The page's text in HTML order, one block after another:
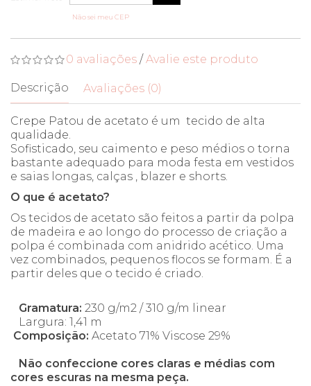
Não sei meu CEP
0 avaliações /Avalie este produto
Descrição Avaliações (0)
Crepe Patou de acetato é um tecido de alta
qualidade.
Sofisticado, seu caimento e peso médios o torna
bastante adequado para moda festa em vestidos
e saias longas, calças , blazer e shorts.
O que é acetato?
Os tecidos de acetato são feitos a partir da polpa
de madeira e ao longo do processo de criação a
polpa é combinada com anidrido acético. Uma
vez combinados, pequenos flocos se formam. É a
partir deles que o tecido é criado.
Gramatura: 230 g/m2 / 310 g/m linear
Largura: 1,41 m
Composição: Acetato 71% Viscose 29%
Não confeccione cores claras e médias com
cores escuras na mesma peça.